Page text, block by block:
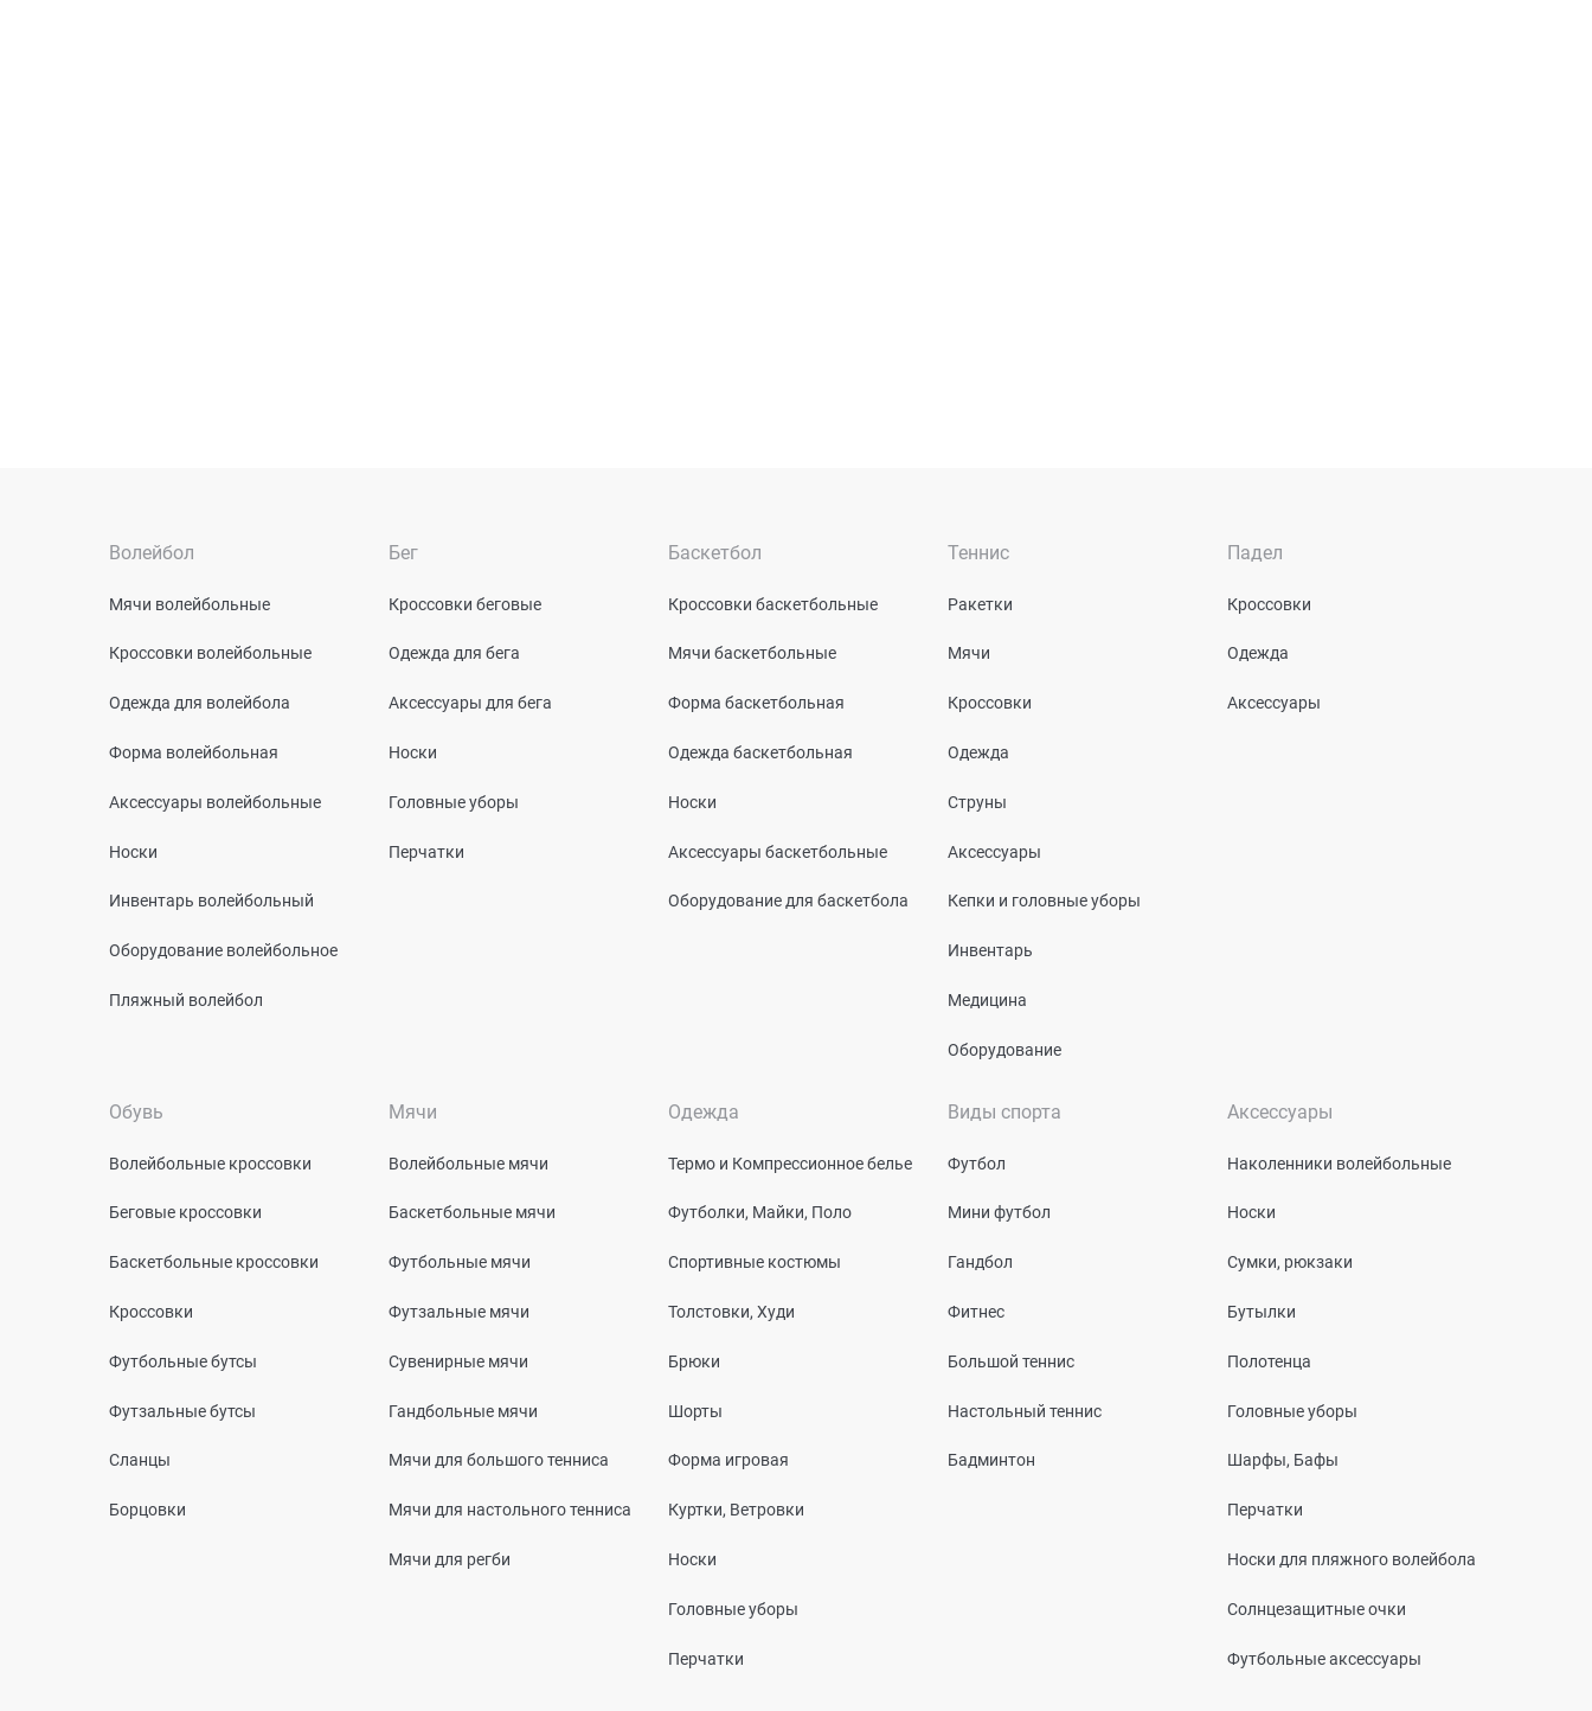
Волейбол
Мячи волейбольные
Кроссовки волейбольные
Одежда для волейбола
Форма волейбольная
Аксессуары волейбольные
Носки
Инвентарь волейбольный
Оборудование волейбольное
Пляжный волейбол
Бег
Кроссовки беговые
Одежда для бега
Аксессуары для бега
Носки
Головные уборы
Перчатки
Баскетбол
Кроссовки баскетбольные
Мячи баскетбольные
Форма баскетбольная
Одежда баскетбольная
Носки
Аксессуары баскетбольные
Оборудование для баскетбола
Теннис
Ракетки
Мячи
Кроссовки
Одежда
Струны
Аксессуары
Кепки и головные уборы
Инвентарь
Медицина
Оборудование
Падел
Кроссовки
Одежда
Аксессуары
Обувь
Волейбольные кроссовки
Беговые кроссовки
Баскетбольные кроссовки
Кроссовки
Футбольные бутсы
Футзальные бутсы
Сланцы
Борцовки
Мячи
Волейбольные мячи
Баскетбольные мячи
Футбольные мячи
Футзальные мячи
Сувенирные мячи
Гандбольные мячи
Мячи для большого тенниса
Мячи для настольного тенниса
Мячи для регби
Одежда
Термо и Компрессионное белье
Футболки, Майки, Поло
Спортивные костюмы
Толстовки, Худи
Брюки
Шорты
Форма игровая
Куртки, Ветровки
Носки
Головные уборы
Перчатки
Виды спорта
Футбол
Мини футбол
Гандбол
Фитнес
Большой теннис
Настольный теннис
Бадминтон
Аксессуары
Наколенники волейбольные
Носки
Сумки, рюкзаки
Бутылки
Полотенца
Головные уборы
Шарфы, Бафы
Перчатки
Носки для пляжного волейбола
Солнцезащитные очки
Футбольные аксессуары